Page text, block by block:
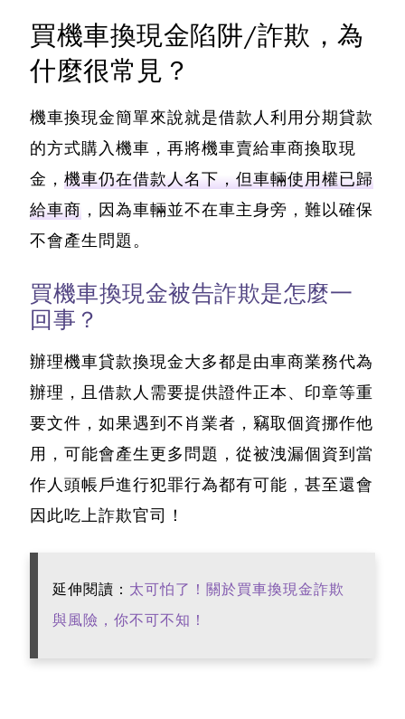
買機車換現金陷阱/詐欺，為
什麼很常見？
機車換現金簡單來說就是借款人利用分期貸款
的方式購入機車，再將機車賣給車商換取現
金， 機車仍在借款人名下，但車輛使用權已歸
給車商 ，因為車輛並不在車主身旁，難以確保
不會產生問題。
買機車換現金被告詐欺是怎麼一
回事？
辦理機車貸款換現金大多都是由車商業務代為
辦理，且借款人需要提供證件正本、印章等重
要文件 ，如果遇到不肖業者，竊取個資挪作他
用，可能會產生更多問題，從被洩漏個資到當
作人頭帳戶進行犯罪行為都有可能，甚至還會
因此吃上詐欺官司！
延伸閱讀： 太可怕了！關於買車換現金詐欺
與風險，你不可不知！